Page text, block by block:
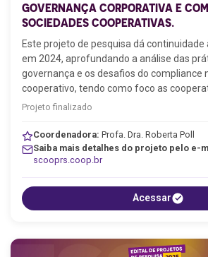
GOVERNANÇA CORPORATIVA E
SOCIEDADES COOPERATIVAS.
Este projeto de pesquisa dá continuidade
em 2024, aprofundando a análise das
governança e os desafios do compliance
cooperativo, tendo como foco as
Projeto finalizado
Coordenadora: Profa. Dra. Roberta Poll
Saiba mais detalhes do projeto pelo e-
scooprs.coop.br
Acessar